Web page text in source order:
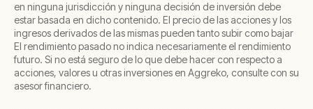
en ninguna jurisdicción y ninguna decisión de inversión debe
estar basada en dicho contenido. El precio de las acciones y los
ingresos derivados de las mismas pueden tanto subir como bajar
El rendimiento pasado no indica necesariamente el rendimiento
futuro. Si no está seguro de lo que debe hacer con respecto a
acciones, valores u otras inversiones en Aggreko, consulte con su
asesor financiero.